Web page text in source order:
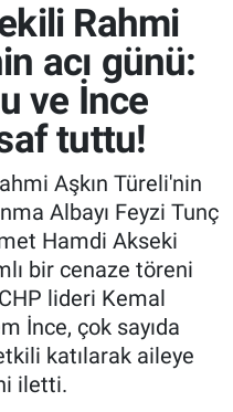
Rahmi
acı günü:
ve İnce
tuttu!
Aşkın Türeli'nin
Albayı Feyzi Tunç
Hamdi Akseki
bir cenaze töreni
lideri Kemal
İnce, çok sayıda
katılarak aileye
iletti.
ve Fikstür